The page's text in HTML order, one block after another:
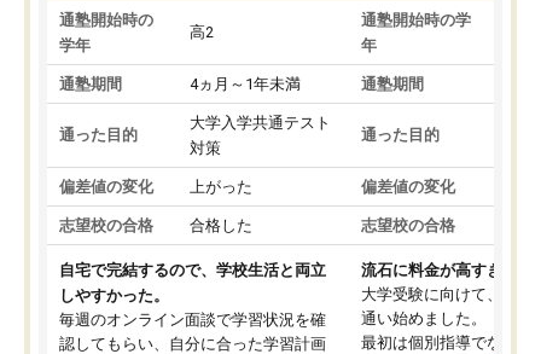
通塾開始時の
学年
高2
通塾期間 4ヵ月～1年未満
通った目的
大学入学共通テスト
対策
偏差値の変化 上がった
志望校の合格 合格した
自宅で完結するので、学校生活と両立
しやすかった。
毎週のオンライン面談で学習状況を確
認してもらい、自分に合った学習計画
通塾開始時の学
年
通塾期間
通った目的
偏差値の変化
志望校の合格
流石に料金が高すぎる
大学受験に向けて、高2
通い始めました。
最初は個別指導でなく、